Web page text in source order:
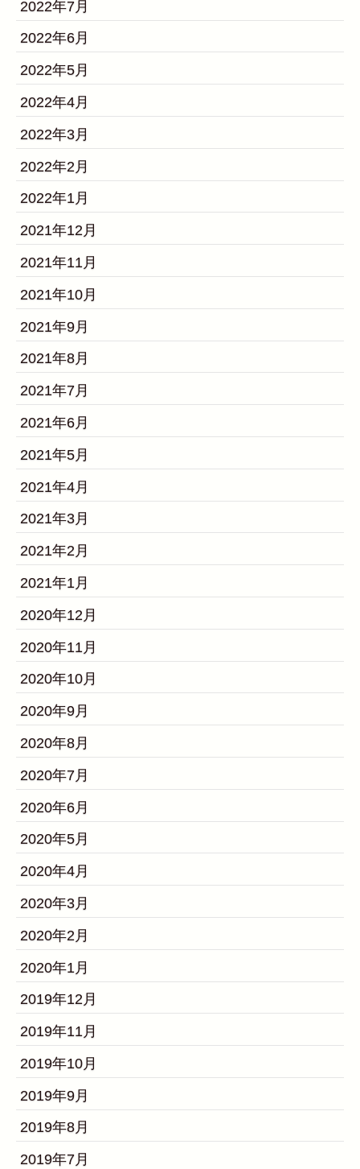
2022年7月
2022年6月
2022年5月
2022年4月
2022年3月
2022年2月
2022年1月
2021年12月
2021年11月
2021年10月
2021年9月
2021年8月
2021年7月
2021年6月
2021年5月
2021年4月
2021年3月
2021年2月
2021年1月
2020年12月
2020年11月
2020年10月
2020年9月
2020年8月
2020年7月
2020年6月
2020年5月
2020年4月
2020年3月
2020年2月
2020年1月
2019年12月
2019年11月
2019年10月
2019年9月
2019年8月
2019年7月